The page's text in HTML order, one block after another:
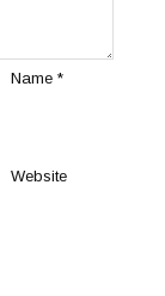
Name*
Website